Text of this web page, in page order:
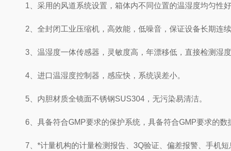
1、采用的风道系统设置，箱体内不同位置的温湿度均匀性好
2、全封闭工业压缩机，高效能，低噪音，保证设备长期连续
3、温湿度一体传感器，灵敏度高，年漂移低，直接检测湿度
4、进口温湿度控制器，感应快，系统误差小。
5、内胆材质全镜面不锈钢SUS304，无污染易清洁。
6、具备符合GMP要求的保护系统，具备符合GMP要求的数
7、*计量机构的计量检测报告、3Q验证、偏差报警、手机短